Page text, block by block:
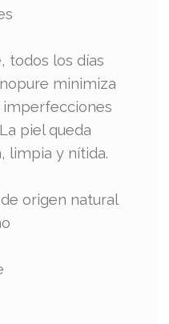
todos los días
minimiza
imperfecciones
piel queda
limpia y nítida.
origen natural